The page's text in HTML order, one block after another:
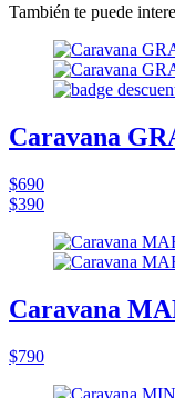
También te puede
Caravana
$690
$390
Caravana
$790